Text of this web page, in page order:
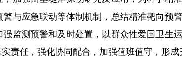
与应急联动等体制机制，总结精准靶向预
监测预警和及时处置，以群众性爱国卫生
责任，强化协同配合，加强值班值守，形成